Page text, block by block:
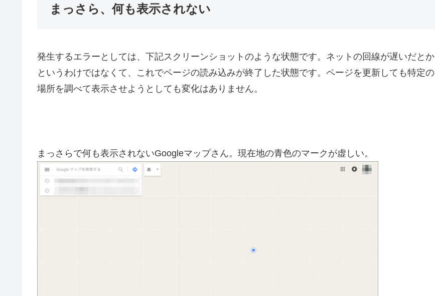
まっさら、何も表示されない
発生するエラーとしては、下記スクリーンショットのような状態です。ネットの回線が遅いだとか
というわけではなくて、これでページの読み込みが終了した状態です。ページを更新しても特定の
場所を調べて表示させようとしても変化はありません。
まっさらで何も表示されないGoogleマップさん。現在地の青色のマークが虚しい。